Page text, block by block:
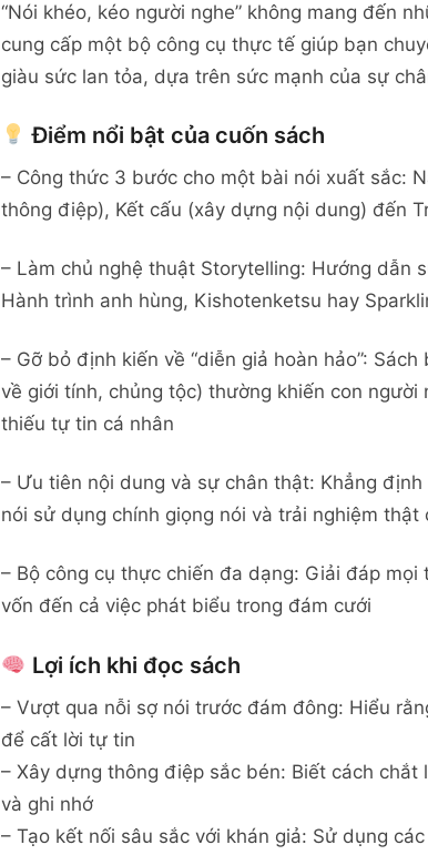
“Nói khéo, kéo người nghe” không mang đến
cung cấp một bộ công cụ thực tế giúp bạn
giàu sức lan tỏa, dựa trên sức mạnh của sự
Điểm nổi bật của cuốn sách
– Công thức 3 bước cho một bài nói xuất sắc:
thông điệp), Kết cấu (xây dựng nội dung) đến
– Làm chủ nghệ thuật Storytelling: Hướng dẫn
Hành trình anh hùng, Kishotenketsu hay
– Gỡ bỏ định kiến về “diễn giả hoàn hảo”:
về giới tính, chủng tộc) thường khiến con
thiếu tự tin cá nhân
– Ưu tiên nội dung và sự chân thật: Khẳng
nói sử dụng chính giọng nói và trải nghiệm
– Bộ công cụ thực chiến đa dạng: Giải đáp
vốn đến cả việc phát biểu trong đám cưới
Lợi ích khi đọc sách
– Vượt qua nỗi sợ nói trước đám đông: Hiểu
để cất lời tự tin
– Xây dựng thông điệp sắc bén: Biết cách chắt
và ghi nhớ
– Tạo kết nối sâu sắc với khán giả: Sử dụng